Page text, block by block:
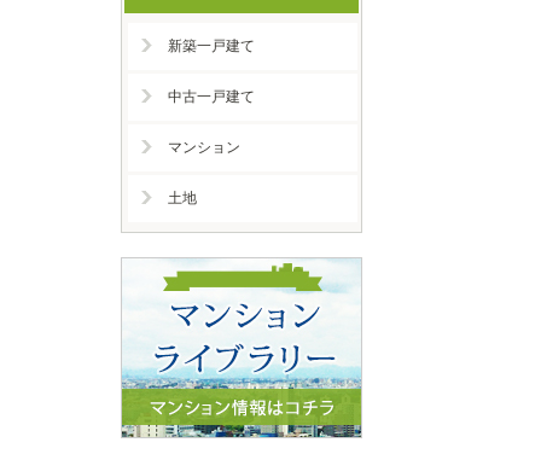
新築一戸建て
中古一戸建て
マンション
土地